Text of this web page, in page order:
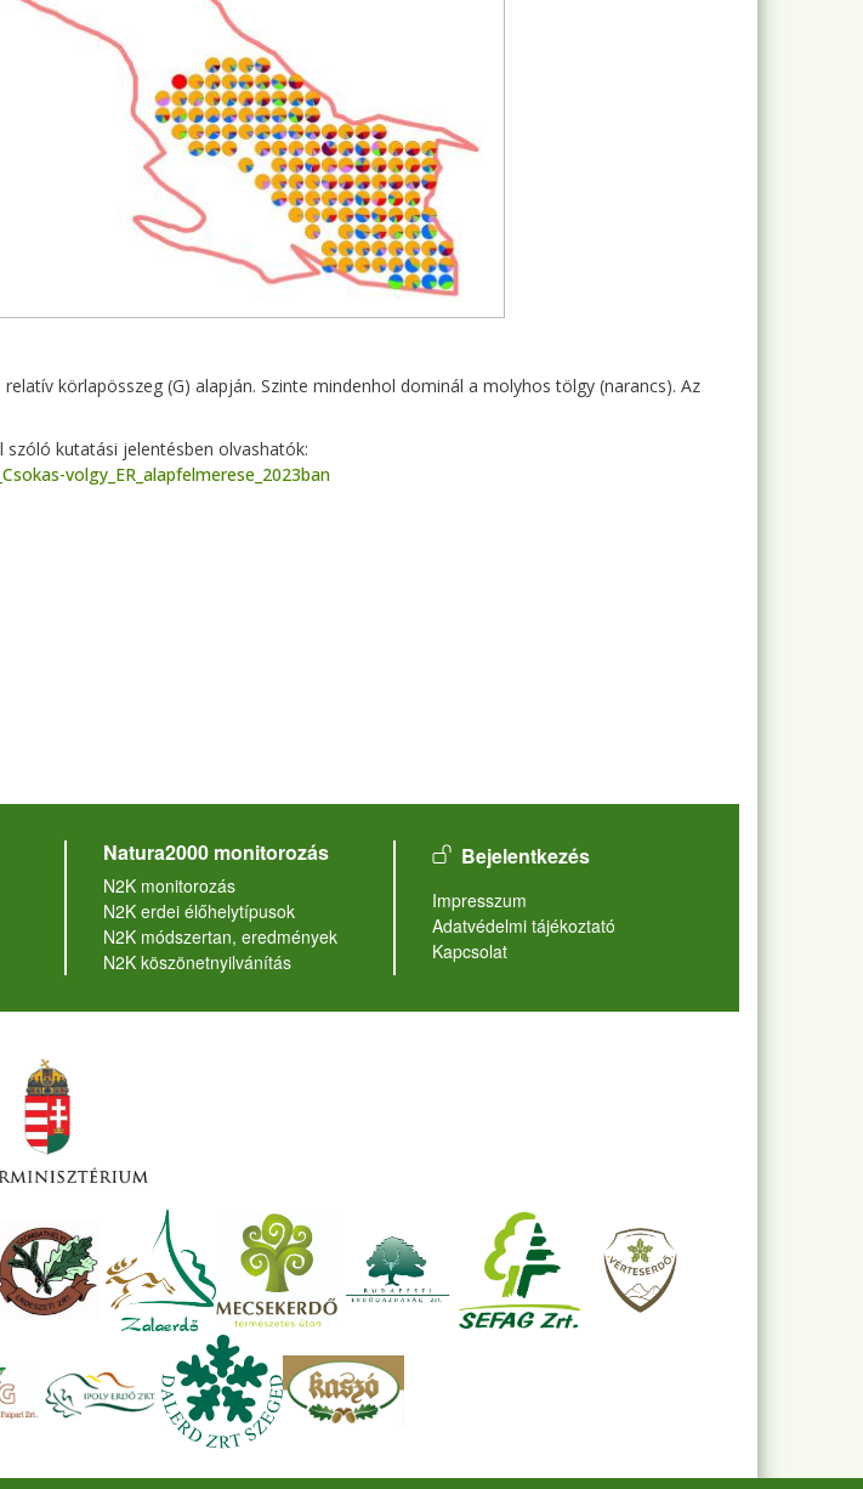
körlapösszeg (G) alapján. Szinte mindenhol dominál a molyhos tölgy (narancs). Az
kutatási jelentésben olvashatók:
volgy_ER_alapfelmerese_2023ban
Natura2000 monitorozás
N2K monitorozás
N2K erdei élőhelytípusok
N2K módszertan, eredmények
N2K köszönetnyilvánítás
User account menu
Bejelentkezés
Lábléc
Impresszum
Adatvédelmi tájékoztató
Kapcsolat